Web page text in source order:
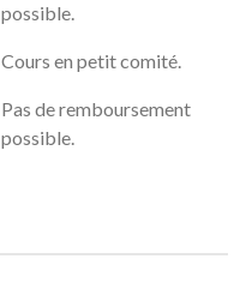
possible.
Cours en petit comité.
Pas de remboursement
possible.